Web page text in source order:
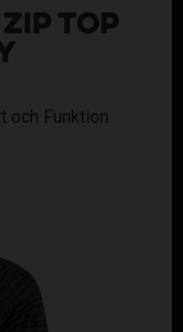
TOP
och Funktion